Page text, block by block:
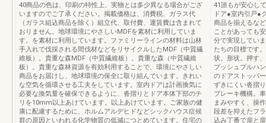
40商品の色は、印刷の特性上、実物とは多少異なる場合がござ
いますのでご了承ください。掲載価格は、消費税、ガラス代
（ガラス組込商品を除く）組立代、取付費、運賃費は含まれて
おりません。地球環境にやさしいMDFを素材に利用していま
す。を素材に利用しています。ファミリーラインの材料は山林
手入れで伐採される間伐材などをリサイクルしたMDF（中質繊
維板）。貴重な森MDF（中質繊維板）。貴重な森（中質繊維
板）。貴重な森林資源を有効利用することで、環境にやさしい
商品をお届けし、地球環境の保全に取り組んでいます。きれい
な空気を循環させる工夫をしています。室内ドアは計画換気に
必要な換気量を確保できるように、沓摺りとドア本体下部のチ
リを10mm以上あけています。以上あけています。ご家族の健
康に配慮するために、ホルムアルデヒドなどシックハウス症候
群の原因といわれる化学物質の低減につとめています。住宅の
41誰もが安心し
ドア●室内引戸●
商品を揃えるな
ことがあっても
分で実現してい
たちの目標です
状。形状。押す
プッシュプルハ
のドアストッパ
ずきにくい沓摺
ブレーキ機構。
まみやすく、操
段差を抑えたフ
込み丁番で扉と